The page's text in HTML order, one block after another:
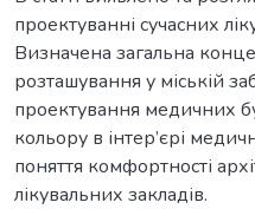
проектуванні сучасних
Визначена загальна
розташування у міській
проектування медичних
кольору в інтер’єрі
поняття комфортності
лікувальних закладів.